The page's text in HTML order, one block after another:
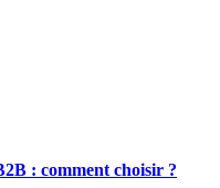
: comment choisir ?